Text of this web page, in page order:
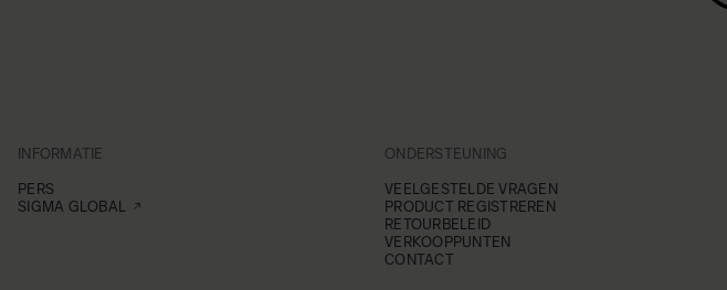
INFORMATIE
PERS
SIGMA GLOBAL
ONDERSTEUNING
VEELGESTELDE VRAGEN
PRODUCT REGISTREREN
RETOURBELEID
VERKOOPPUNTEN
CONTACT